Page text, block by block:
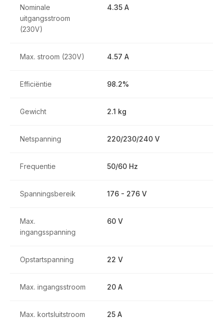
Nominale
uitgangsstroom
(230V)
4.35 A
Max. stroom (230V) 4.57 A
Efficiëntie 98.2%
Gewicht 2.1 kg
Netspanning 220/230/240 V
Frequentie 50/60 Hz
Spanningsbereik 176 - 276 V
Max.
ingangsspanning
60 V
Opstartspanning 22 V
Max. ingangsstroom 20 A
Max. kortsluitstroom 25 A